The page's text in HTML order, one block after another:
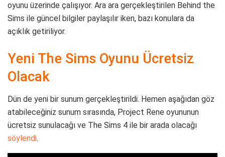
oyunu üzerinde çalışıyor. Ara ara gerçekleştirilen Behind the
Sims ile güncel bilgiler paylaşılır iken, bazı konulara da
açıklık getiriliyor.
Yeni The Sims Oyunu Ücretsiz
Olacak
Dün de yeni bir sunum gerçekleştirildi. Hemen aşağıdan göz
atabileceğiniz sunum sırasında, Project Rene oyununun
ücretsiz sunulacağı ve The Sims 4 ile bir arada olacağı
söylendi.